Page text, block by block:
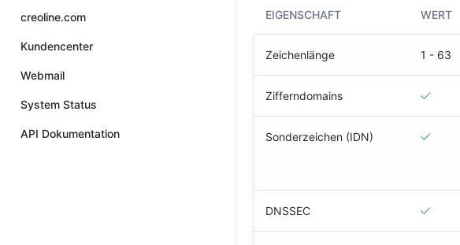
creoline.com
Kundencenter
Webmail
System Status
API Dokumentation
EIGENSCHAFT WERT
Zeichenlänge 1 - 63
Zifferndomains
Sonderzeichen (IDN)
DNSSEC